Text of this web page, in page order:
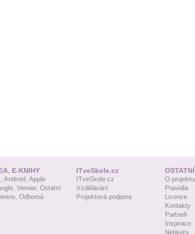
E-KNIHY
Android, Apple
Vernier, Ostatní
Odborná
ITveSkole.cz
ITveSkole.cz
Vzdělávání
Projektová podpora
OSTATNÍ
O projektu
Pravidla
Licence
Kontakty
Partneři
Inspirace
Netiketa